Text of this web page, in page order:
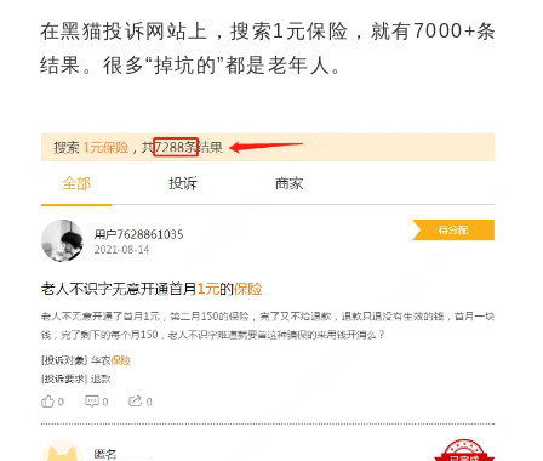
在黑猫投诉网站上，搜索1元保险，就有7000+条
结果。很多“掉坑的”都是老年人。